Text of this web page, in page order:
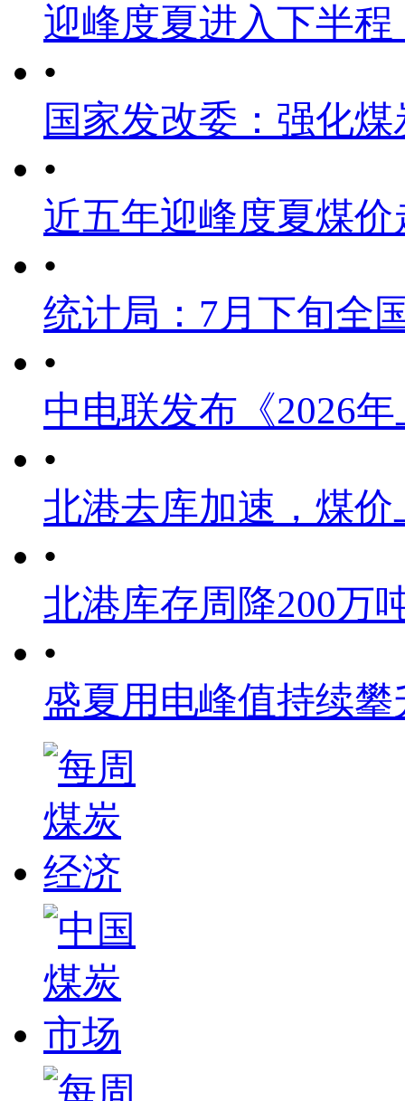
迎峰度夏进入下半
•
国家发改委：强化
•
近五年迎峰度夏煤价
•
统计局：7月下旬全
•
中电联发布《2026
•
北港去库加速，煤
•
北港库存周降200万
•
盛夏用电峰值持续